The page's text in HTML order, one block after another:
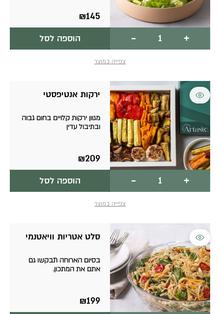
₪145
-
סלט
עלים
בוויניגרט
+ הוספה לסל
צפייה במוצר
ירקות אנטיפסטי
מגוון ירקות קלויים בחום גבוה
ובתיבול עדין
₪209
-
ירקות
אנטיפסטי
+ הוספה לסל
צפייה במוצר
סלט אטריות וויאטנמי
בסיום הארוחה תבקשו גם
אתם את המתכון.
₪199